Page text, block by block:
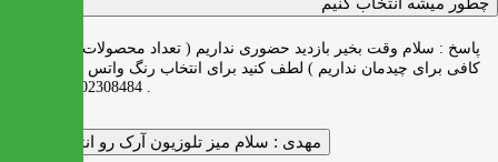
پاسخ : سلام وقت بخیر بازدید حضوری نداریم ( تعداد محصولات زیاد و فضای
کافی برای چیدمان نداریم ) لطف کنید برای انتخاب رنگ واتس اپ به شماره
09302308484 پیام بدید .
مهدی : سلام میز تلوزیون آرک رو انتخاب کردم